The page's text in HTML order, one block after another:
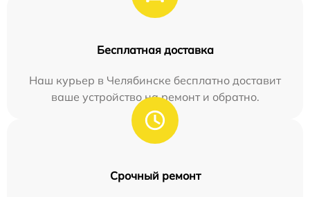
Бесплатная доставка
Наш курьер в Челябинске бесплатно доставит
ваше устройство на ремонт и обратно.
Срочный ремонт